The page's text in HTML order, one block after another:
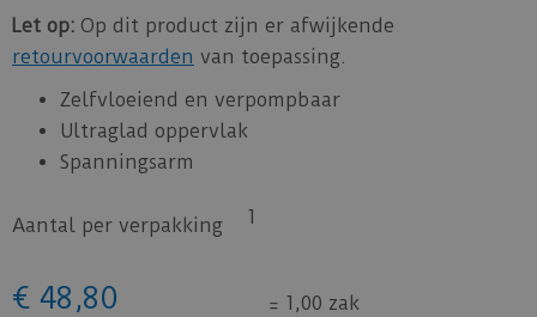
Let op: Op dit product zijn er afwijkende
retourvoorwaarden van toepassing.
Zelfvloeiend en verpompbaar
Ultraglad oppervlak
Spanningsarm
Aantal per verpakking 1
€ 48 ,80 = 1,00 zak